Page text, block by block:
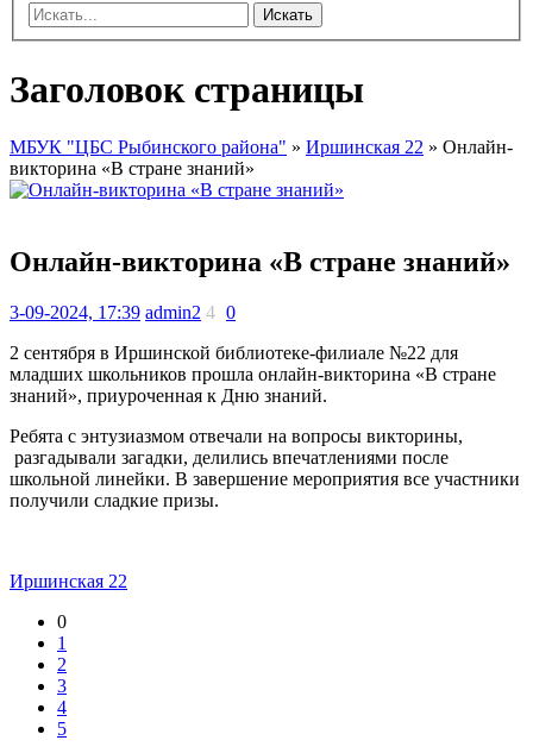
Искать
Заголовок страницы
МБУК "ЦБС Рыбинского района" » Иршинская 22 » Онлайн-
викторина «В стране знаний»
Онлайн-викторина «В стране знаний»
3-09-2024, 17:39 admin2 4 0
2 сентября в Иршинской библиотеке-филиале №22 для
младших школьников прошла онлайн-викторина «В стране
знаний», приуроченная к Дню знаний.
Ребята с энтузиазмом отвечали на вопросы викторины,
разгадывали загадки, делились впечатлениями после
школьной линейки. В завершение мероприятия все участники
получили сладкие призы.
Иршинская 22
0
1
2
3
4
5